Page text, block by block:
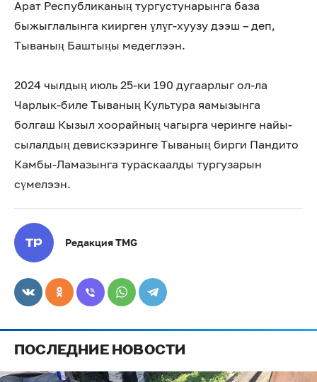
Арат Республиканың тургустунарынга база
быжыглалынга киирген үлүг-хуузу дээш – деп,
Тываның Баштыңы медеглээн.
2024 чылдың июль 25-ки 190 дугаарлыг ол-ла
Чарлык-биле Тываның Культура яамызынга
болгаш Кызыл хоорайның чагырга черинге найы-
сылалдың девискээринге Тываның бирги Пандито
Камбы-Ламазынга тураскаалды тургузарын
сүмелээн.
Редакция TMG
ПОСЛЕДНИЕ НОВОСТИ